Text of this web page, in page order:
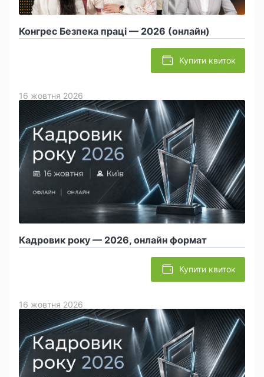
Конгрес Безпека праці — 2026 (онлайн)
Купити квиток
Кадровик року — 2026, онлайн формат
16 жовтня 2026
Купити квиток
16 жовтня 2026